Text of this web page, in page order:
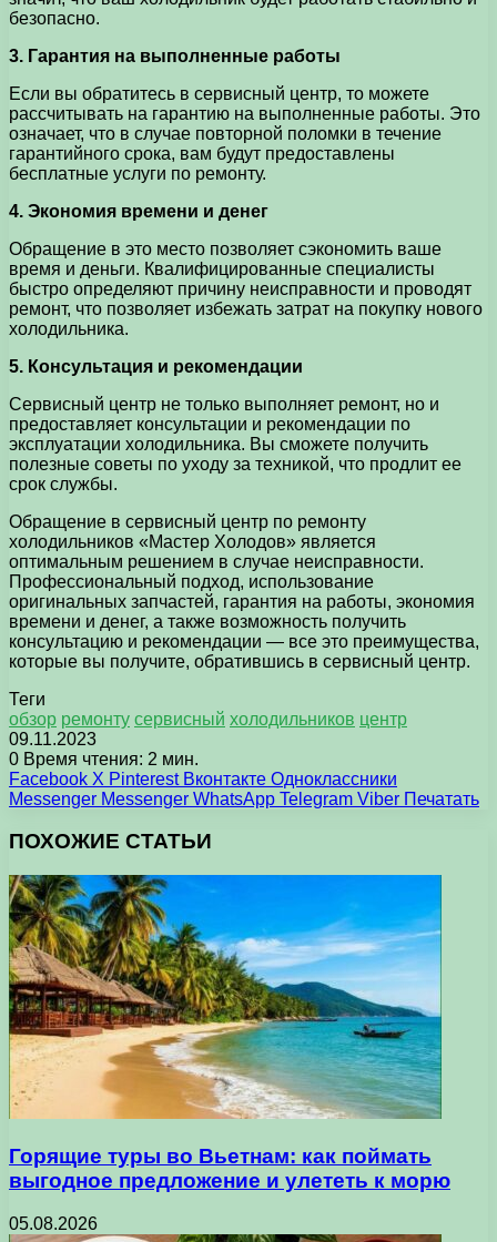
безопасно.
3. Гарантия на выполненные работы
Если вы обратитесь в сервисный центр, то можете
рассчитывать на гарантию на выполненные работы. Это
означает, что в случае повторной поломки в течение
гарантийного срока, вам будут предоставлены
бесплатные услуги по ремонту.
4. Экономия времени и денег
Обращение в это место позволяет сэкономить ваше
время и деньги. Квалифицированные специалисты
быстро определяют причину неисправности и проводят
ремонт, что позволяет избежать затрат на покупку нового
холодильника.
5. Консультация и рекомендации
Сервисный центр не только выполняет ремонт, но и
предоставляет консультации и рекомендации по
эксплуатации холодильника. Вы сможете получить
полезные советы по уходу за техникой, что продлит ее
срок службы.
Обращение в сервисный центр по ремонту
холодильников «Мастер Холодов» является
оптимальным решением в случае неисправности.
Профессиональный подход, использование
оригинальных запчастей, гарантия на работы, экономия
времени и денег, а также возможность получить
консультацию и рекомендации — все это преимущества,
которые вы получите, обратившись в сервисный центр.
Теги
обзор ремонту сервисный холодильников центр
09.11.2023
0 Время чтения: 2 мин.
Facebook X Pinterest Вконтакте Одноклассники
Messenger Messenger WhatsApp Telegram Viber Печатать
ПОХОЖИЕ СТАТЬИ
Горящие туры во Вьетнам: как поймать
выгодное предложение и улететь к морю
05.08.2026